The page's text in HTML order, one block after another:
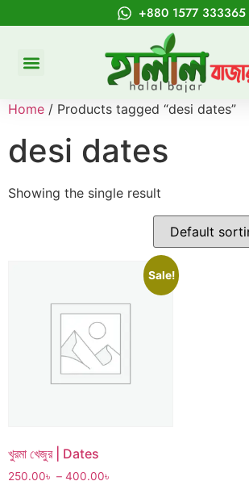
+880 1577 333365
Home / Products tagged “desi dates”
desi dates
Showing the single result
Sale!
খুরমা খেজুর | Dates
250.00৳ – 400.00৳